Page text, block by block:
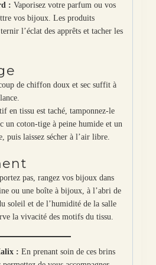
: Vaporisez votre parfum ou vos
vos bijoux. Les produits
l’éclat des apprêts et tacher les
de chiffon doux et sec suffit à
en tissu est taché, tamponnez-le
un coton-tige à peine humide et un
puis laissez sécher à l’air libre.
pas, rangez vos bijoux dans
ou une boîte à bijoux, à l’abri de
soleil et de l’humidité de la salle
la vivacité des motifs du tissu.
: En prenant soin de ces brins